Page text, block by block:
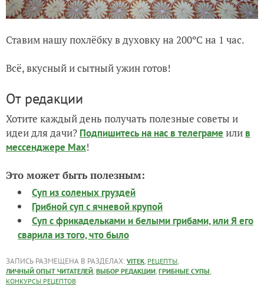
Ставим нашу похлёбку в духовку на 200ºС на 1 час.
Всё, вкусный и сытный ужин готов!
От редакции
Хотите каждый день получать полезные советы и
идеи для дачи? Подпишитесь на нас в телеграме или в
мессенджере Max!
Это может быть полезным:
Суп из соленых груздей
Грибной суп с ячневой крупой
Суп с фрикадельками и белыми грибами, или Я его
сварила из того, что было
ЗАПИСЬ РАЗМЕЩЕНА В РАЗДЕЛАХ: VITEK, РЕЦЕПТЫ,
ЛИЧНЫЙ ОПЫТ ЧИТАТЕЛЕЙ, ВЫБОР РЕДАКЦИИ, ГРИБНЫЕ СУПЫ,
КОНКУРСЫ РЕЦЕПТОВ